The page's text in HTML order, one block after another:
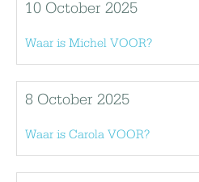
10 October 2025
Waar is Michel VOOR?
8 October 2025
Waar is Carola VOOR?